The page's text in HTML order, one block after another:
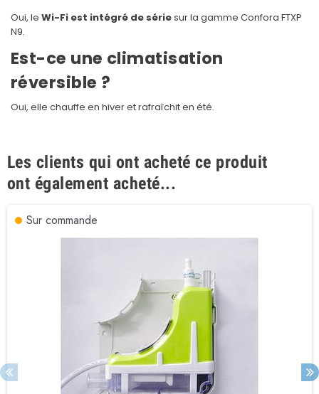
Oui, le Wi-Fi est intégré de sériesur la gamme Confora FTXP
N9.
Est-ce une climatisation
réversible ?
Oui, elle chauffe en hiver et rafraîchit en été.
Les clients qui ont acheté ce produit
ont également acheté...
Sur commande